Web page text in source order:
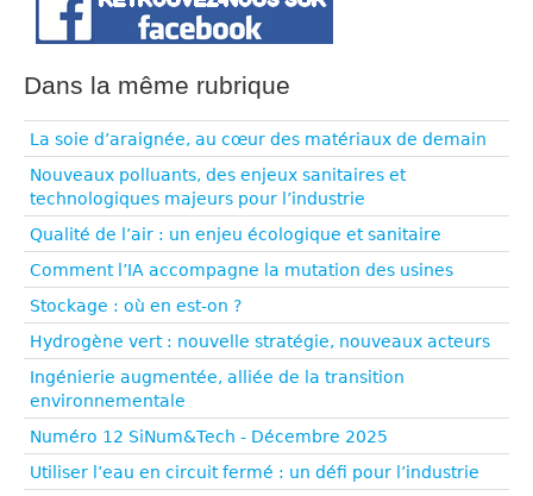
Dans la même rubrique
La soie d’araignée, au cœur des matériaux de demain
Nouveaux polluants, des enjeux sanitaires et
technologiques majeurs pour l’industrie
Qualité de l’air : un enjeu écologique et sanitaire
Comment l’IA accompagne la mutation des usines
Stockage : où en est-on ?
Hydrogène vert : nouvelle stratégie, nouveaux acteurs
Ingénierie augmentée, alliée de la transition
environnementale
Numéro 12 SiNum&Tech - Décembre 2025
Utiliser l’eau en circuit fermé : un défi pour l’industrie